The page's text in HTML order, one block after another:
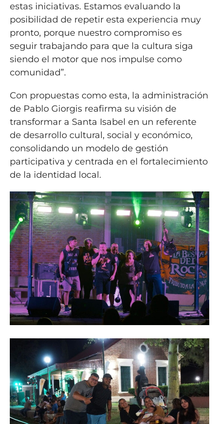
estas iniciativas. Estamos evaluando la
posibilidad de repetir esta experiencia muy
pronto, porque nuestro compromiso es
seguir trabajando para que la cultura siga
siendo el motor que nos impulse como
comunidad”.
Con propuestas como esta, la administración
de Pablo Giorgis reafirma su visión de
transformar a Santa Isabel en un referente
de desarrollo cultural, social y económico,
consolidando un modelo de gestión
participativa y centrada en el fortalecimiento
de la identidad local.